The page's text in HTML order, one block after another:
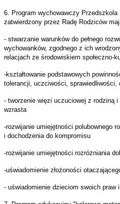
6. Program wychowawczy
zatwierdzony przez Radę Rodziców
- stwarzanie warunków do pełnego
wychowanków, zgodnego z ich
relacjach ze środowiskiem społeczno-
-kształtowanie podstawowych
tolerancji, uczciwości, sprawiedliwości,
- tworzenie więzi uczuciowej z rodziną
wzrasta
-rozwijanie umiejętności polubownego
i dochodzenia do kompromisu
-rozwijanie umiejętności rozróżniania
-uświadomienie złożoności
- uświadomienie dzieciom swoich praw